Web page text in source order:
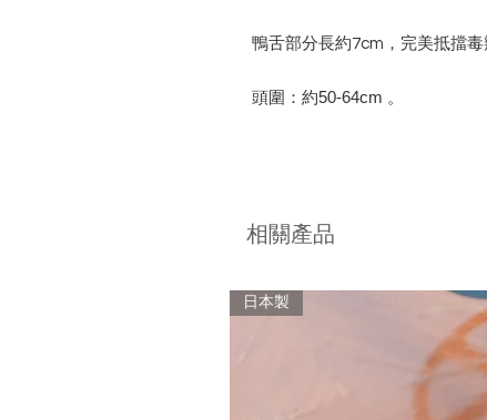
鴨舌部分長約7cm，完美抵擋毒
頭圍：約50-64cm 。
相關產品
日本製